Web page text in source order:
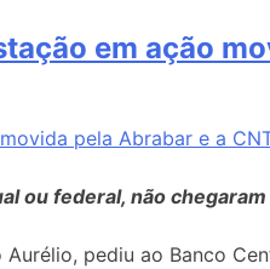
em ação
ou federal, não
pediu ao Banco